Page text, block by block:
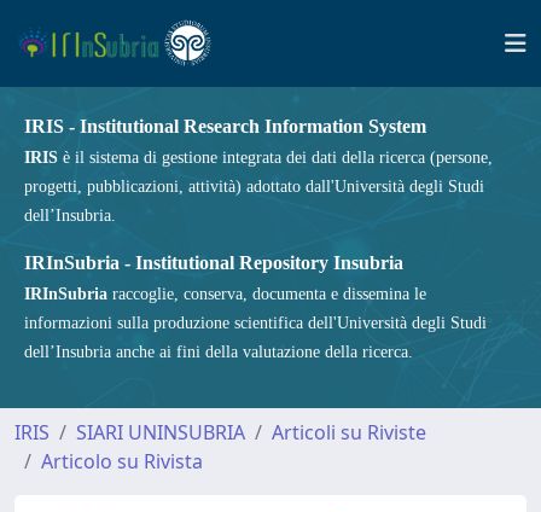
IRIS - Institutional Research Information System
IRIS è il sistema di gestione integrata dei dati della ricerca (persone,
progetti, pubblicazioni, attività) adottato dall'Università degli Studi
dell’Insubria.
IRInSubria - Institutional Repository Insubria
IRInSubria raccoglie, conserva, documenta e dissemina le
informazioni sulla produzione scientifica dell'Università degli Studi
dell’Insubria anche ai fini della valutazione della ricerca.
IRIS SIARI UNINSUBRIA
Articoli su Riviste
Articolo su Rivista